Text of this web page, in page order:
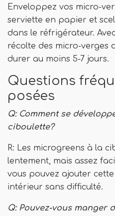
Enveloppez vos micro-
serviette en papier et
dans le réfrigérateur.
récolte des micro-verges
durer au moins 5-7 jours.
Questions
posées
Q: Comment se
ciboulette?
R: Les microgreens à la
lentement, mais assez
vous pouvez ajouter
intérieur sans difficulté.
Q: Pouvez-vous manger